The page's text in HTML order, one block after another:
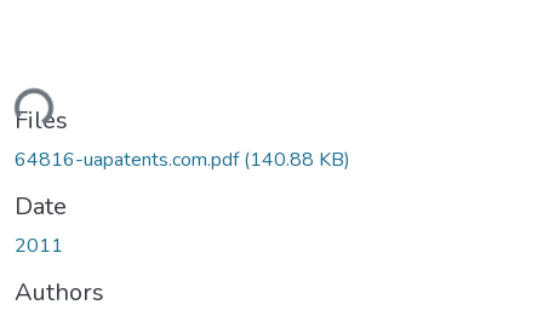
Files
64816-uapatents.com.pdf(140.88 KB)
Date
2011
Authors